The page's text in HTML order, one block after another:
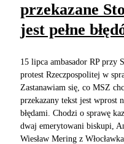
przekazane
jest pełne
15 lipca ambasador RP przy
protest Rzeczpospolitej w
Zastanawiam się, co MSZ
przekazany tekst jest wprost
błędami. Chodzi o sprawę
dwaj emerytowani biskupi,
Wiesław Mering z